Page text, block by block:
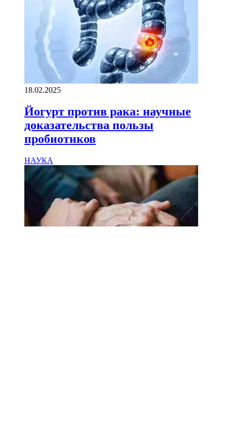
18.02.2025
Йогурт против рака: научные
доказательства пользы
пробиотиков
НАУКА